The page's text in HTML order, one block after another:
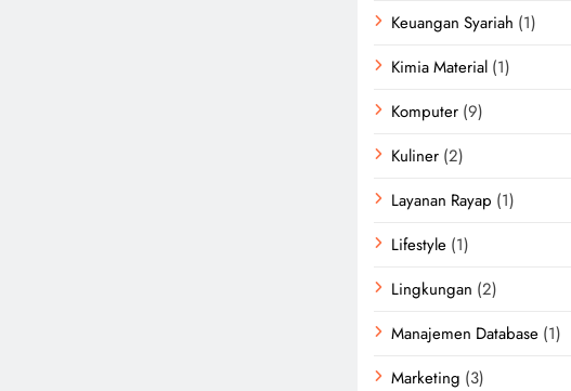
Keuangan Syariah (1)
Kimia Material (1)
Komputer (9)
Kuliner (2)
Layanan Rayap (1)
Lifestyle (1)
Lingkungan (2)
Manajemen Database (1)
Marketing (3)